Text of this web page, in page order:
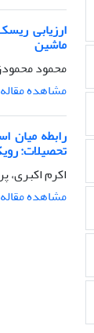
ارزیابی
ماشین
محمود
مشاهده مقاله
رابطه میان
تحصیلات:
اکرم اکبری،
مشاهده مقاله